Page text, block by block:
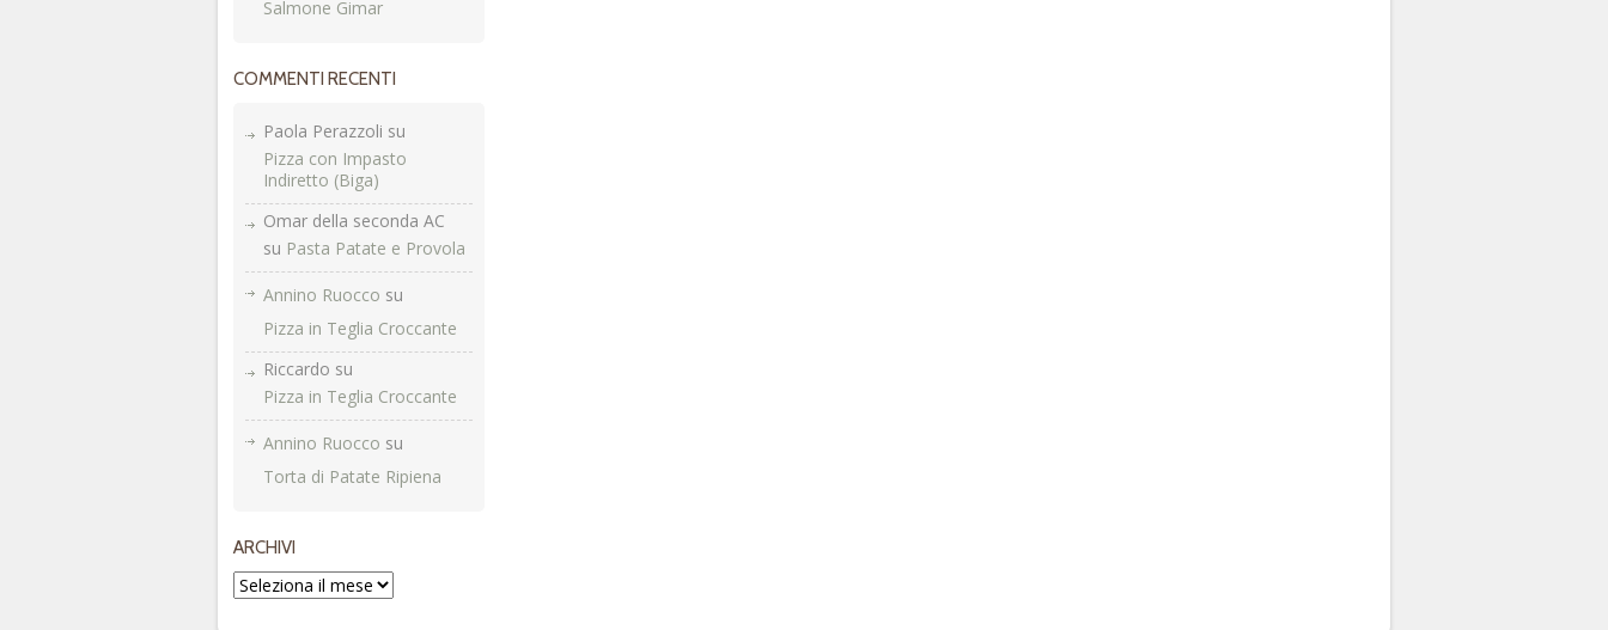
Salmone Gimar
COMMENTI RECENTI
Paola Perazzoli su
Pizza con Impasto
Indiretto (Biga)
Omar della seconda AC
su Pasta Patate e Provola
Annino Ruocco su
Pizza in Teglia Croccante
Riccardo su
Pizza in Teglia Croccante
Annino Ruocco su
Torta di Patate Ripiena
ARCHIVI